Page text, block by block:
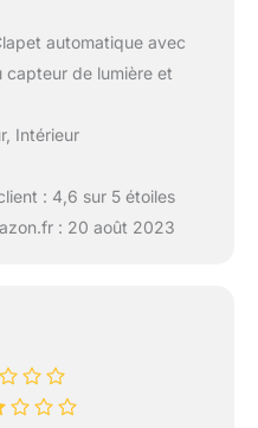
automatique avec
capteur de lumière et
Intérieur
: 4,6 sur 5 étoiles
: 20 août 2023